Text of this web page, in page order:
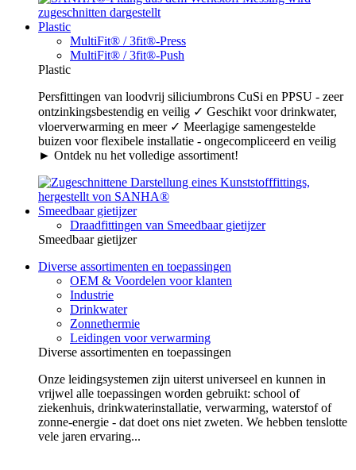
Plastic
MultiFit® / 3fit®-Press
MultiFit® / 3fit®-Push
Plastic
Persfittingen van loodvrij siliciumbrons CuSi en PPSU - zeer
ontzinkingsbestendig en veilig ✓ Geschikt voor drinkwater,
vloerverwarming en meer ✓ Meerlagige samengestelde
buizen voor flexibele installatie - ongecompliceerd en veilig
► Ontdek nu het volledige assortiment!
Smeedbaar gietijzer
Draadfittingen van Smeedbaar gietijzer
Smeedbaar gietijzer
Diverse assortimenten en toepassingen
OEM & Voordelen voor klanten
Industrie
Drinkwater
Zonnethermie
Leidingen voor verwarming
Diverse assortimenten en toepassingen
Onze leidingsystemen zijn uiterst universeel en kunnen in
vrijwel alle toepassingen worden gebruikt: school of
ziekenhuis, drinkwaterinstallatie, verwarming, waterstof of
zonne-energie - dat doet ons niet zweten. We hebben tenslotte
vele jaren ervaring...